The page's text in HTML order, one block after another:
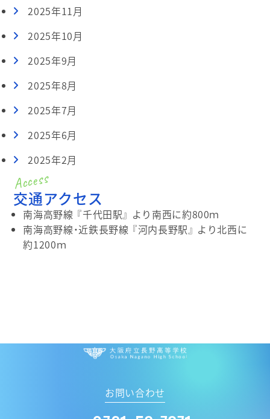
2025年11月
2025年10月
2025年9月
2025年8月
2025年7月
2025年6月
2025年2月
交通アクセス
南海高野線 『千代田駅』 より南西に約800ｍ
南海高野線・近鉄長野線 『河内長野駅』 より北西に
約1200ｍ
大阪府立 長野高
お問い合わせ